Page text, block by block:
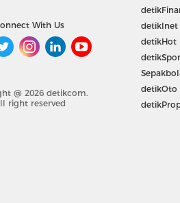
With Us
@ 2026 detikcom.
right reserved
detikInet
detikHot
detikOto